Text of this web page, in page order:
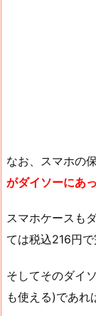
なお、スマホの
がダイソーにあ
スマホケースも
ては税込216円で
そしてそのダイ
も使える)であれ